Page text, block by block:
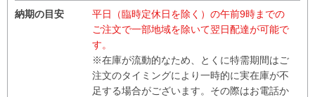
納期の目安
平日（臨時定休日を除く）の午前9時までの
ご注文で一部地域を除いて翌日配達が可能で
す。
※在庫が流動的なため、とくに特需期間はご
注文のタイミングにより一時的に実在庫が不
足する場合がございます。その際はお電話か